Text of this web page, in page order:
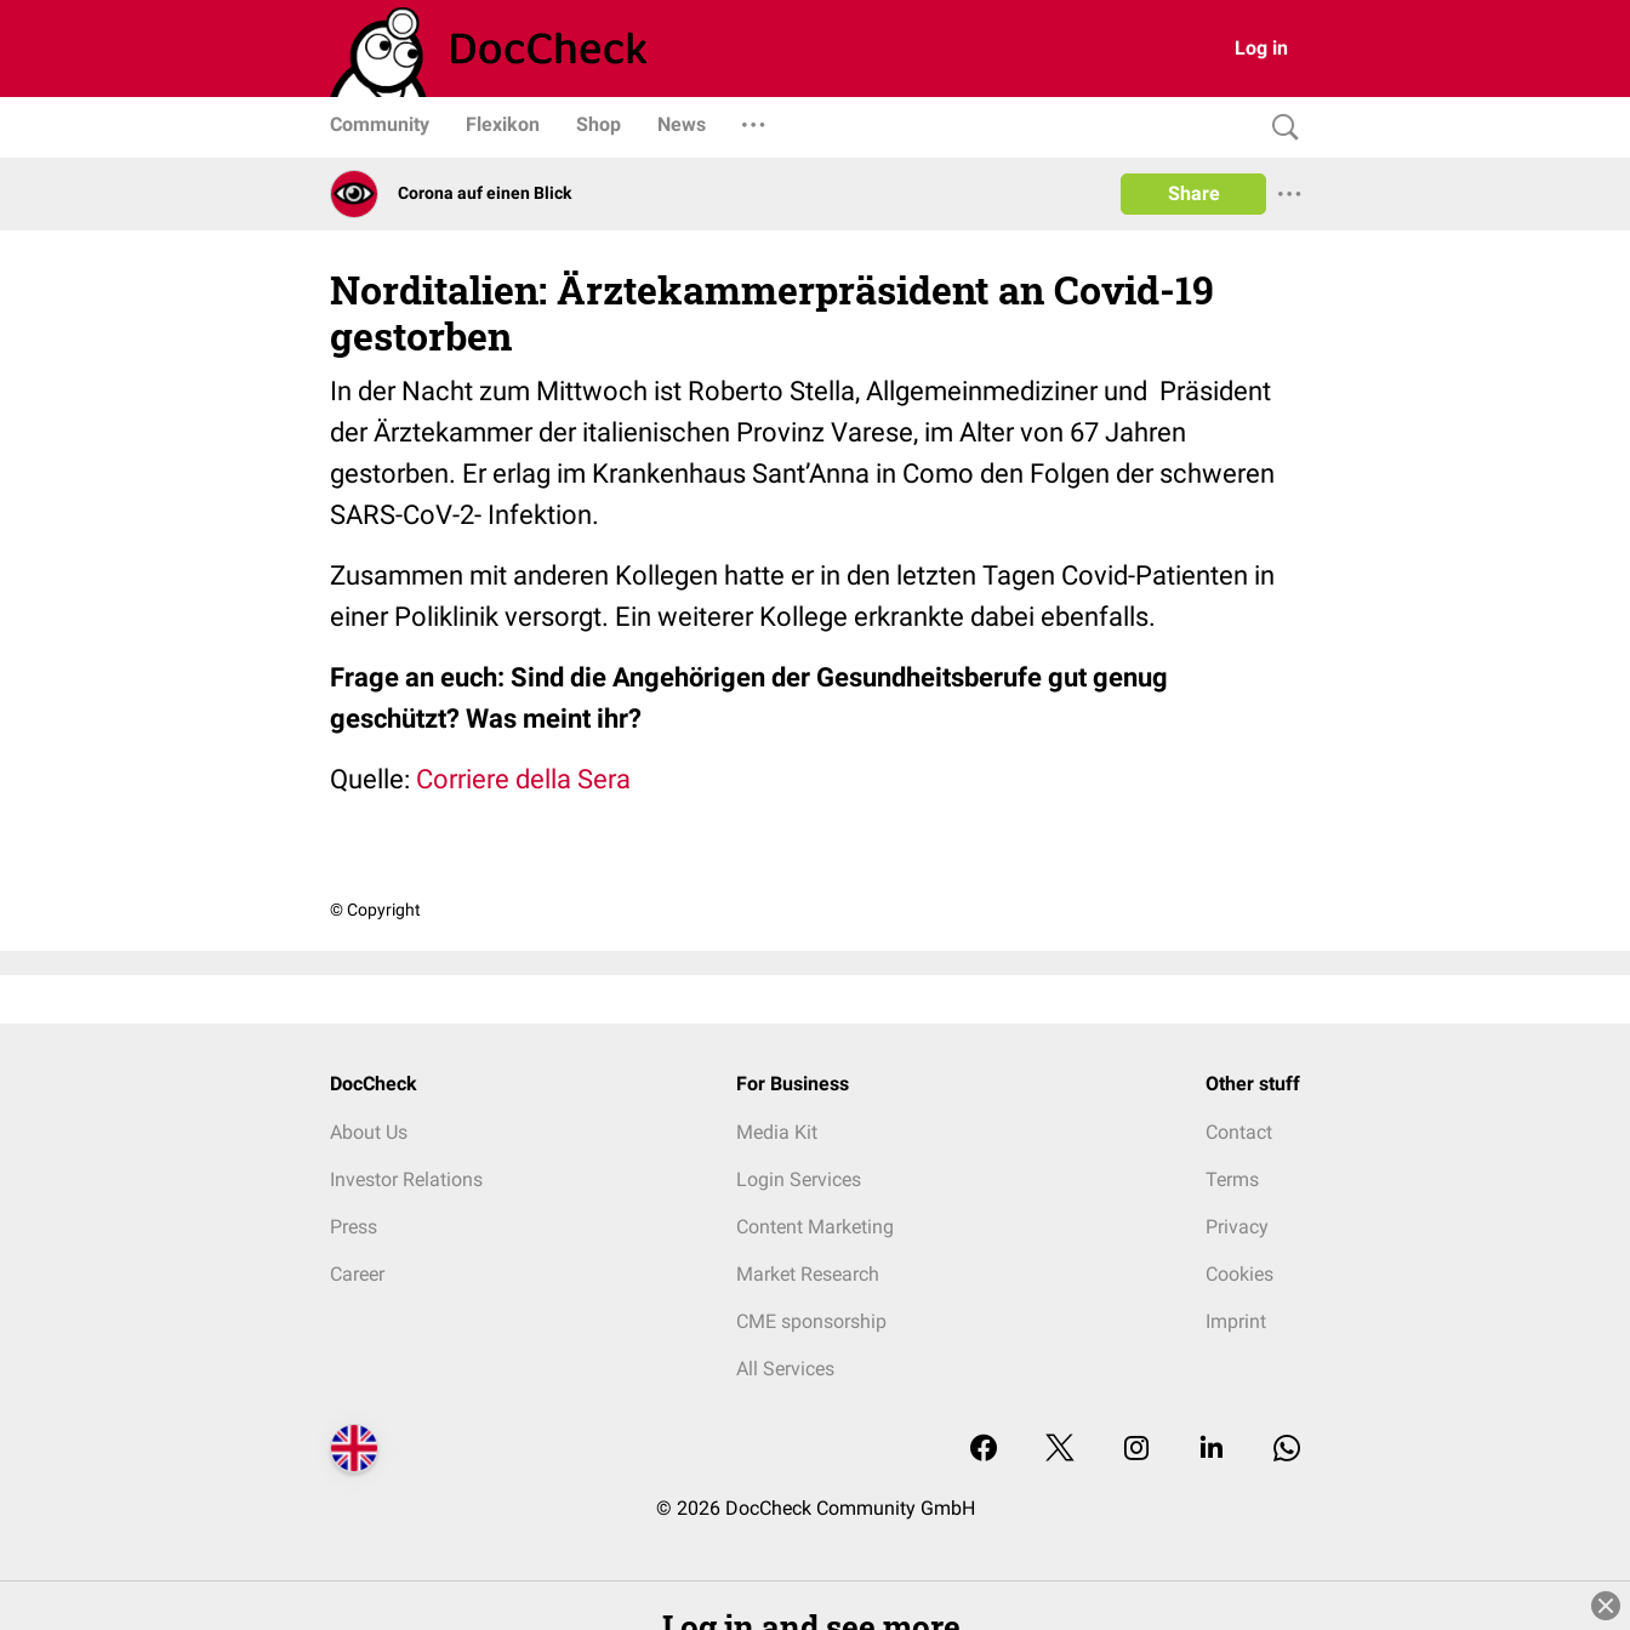
Log in
Community Flexikon Shop News
Corona auf einen Blick Share
Norditalien: Ärztekammerpräsident an Covid-19
gestorben
In der Nacht zum Mittwoch ist Roberto Stella, Allgemeinmediziner und Präsident
der Ärztekammer der italienischen Provinz Varese, im Alter von 67 Jahren
gestorben. Er erlag im Krankenhaus Sant’Anna in Como den Folgen der schweren
SARS-CoV-2- Infektion.
Zusammen mit anderen Kollegen hatte er in den letzten Tagen Covid-Patienten in
einer Poliklinik versorgt. Ein weiterer Kollege erkrankte dabei ebenfalls.
Frage an euch: Sind die Angehörigen der Gesundheitsberufe gut genug
geschützt? Was meint ihr?
Quelle: Corriere della Sera
© Copyright
DocCheck
About Us
Investor Relations
Press
Career
For Business
Media Kit
Login Services
Content Marketing
Market Research
CME sponsorship
All Services
Other stuff
Contact
Terms
Privacy
Cookies
Imprint
© 2026 DocCheck Community GmbH